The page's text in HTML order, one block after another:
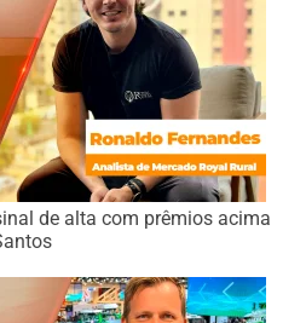
de alta com prêmios acima